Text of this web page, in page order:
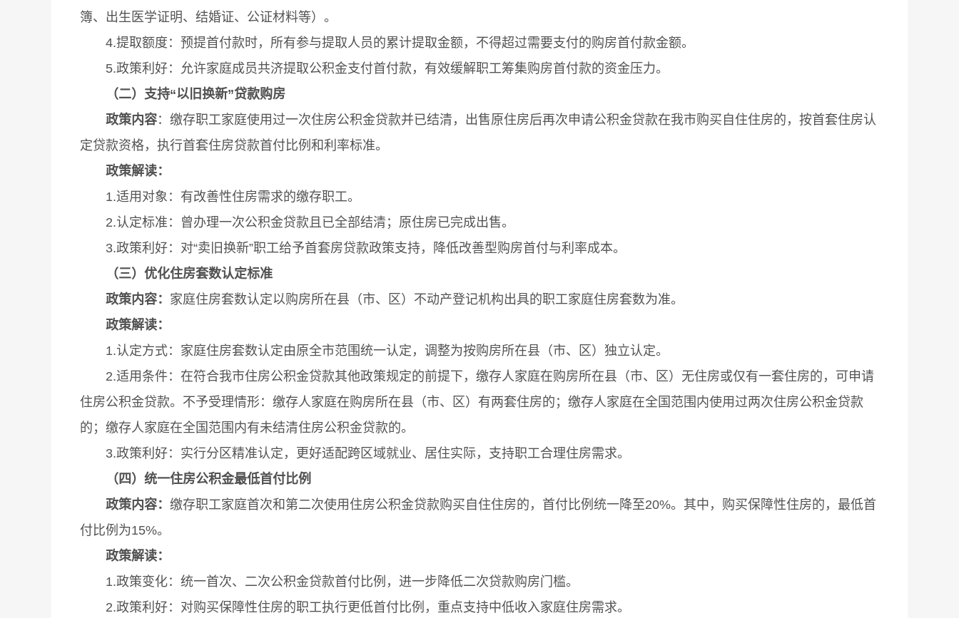
簿、出生医学证明、结婚证、公证材料等）。
4.提取额度：预提首付款时，所有参与提取人员的累计提取金额，不得超过需要支付的购房首付款金额。
5.政策利好：允许家庭成员共济提取公积金支付首付款，有效缓解职工筹集购房首付款的资金压力。
（二）支持“以旧换新”贷款购房
政策内容：缴存职工家庭使用过一次住房公积金贷款并已结清，出售原住房后再次申请公积金贷款在我市购买自住住房的，按首套住房认
定贷款资格，执行首套住房贷款首付比例和利率标准。
政策解读：
1.适用对象：有改善性住房需求的缴存职工。
2.认定标准：曾办理一次公积金贷款且已全部结清；原住房已完成出售。
3.政策利好：对“卖旧换新”职工给予首套房贷款政策支持，降低改善型购房首付与利率成本。
（三）优化住房套数认定标准
政策内容： 家庭住房套数认定以购房所在县（市、区）不动产登记机构出具的职工家庭住房套数为准。
政策解读：
1.认定方式：家庭住房套数认定由原全市范围统一认定，调整为按购房所在县（市、区）独立认定。
2.适用条件：在符合我市住房公积金贷款其他政策规定的前提下，缴存人家庭在购房所在县（市、区）无住房或仅有一套住房的，可申请
住房公积金贷款。不予受理情形：缴存人家庭在购房所在县（市、区）有两套住房的；缴存人家庭在全国范围内使用过两次住房公积金贷款
的；缴存人家庭在全国范围内有未结清住房公积金贷款的。
3.政策利好：实行分区精准认定，更好适配跨区域就业、居住实际，支持职工合理住房需求。
（四）统一住房公积金最低首付比例
政策内容： 缴存职工家庭首次和第二次使用住房公积金贷款购买自住住房的，首付比例统一降至20%。其中，购买保障性住房的，最低首
付比例为15%。
政策解读：
1.政策变化：统一首次、二次公积金贷款首付比例，进一步降低二次贷款购房门槛。
2.政策利好：对购买保障性住房的职工执行更低首付比例，重点支持中低收入家庭住房需求。